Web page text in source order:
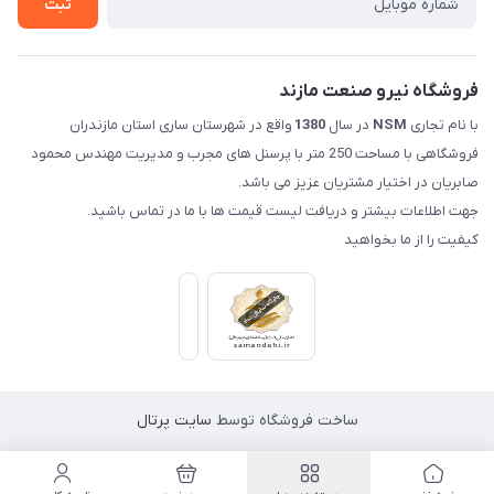
ثبت
فروشگاه نیرو صنعت مازند
با نام تجاری NSM در سال 1380 واقع در شهرستان ساری استان مازندران
فروشگاهی با مساحت 250 متر با پرسنل های مجرب و مدیریت مهندس محمود
صابریان در اختیار مشتریان عزیز می باشد.
جهت اطلاعات بیشتر و دریافت لیست قیمت ها با ما در تماس باشید.
کیفیت را از ما بخواهید
ساخت فروشگاه توسط سایت پرتال